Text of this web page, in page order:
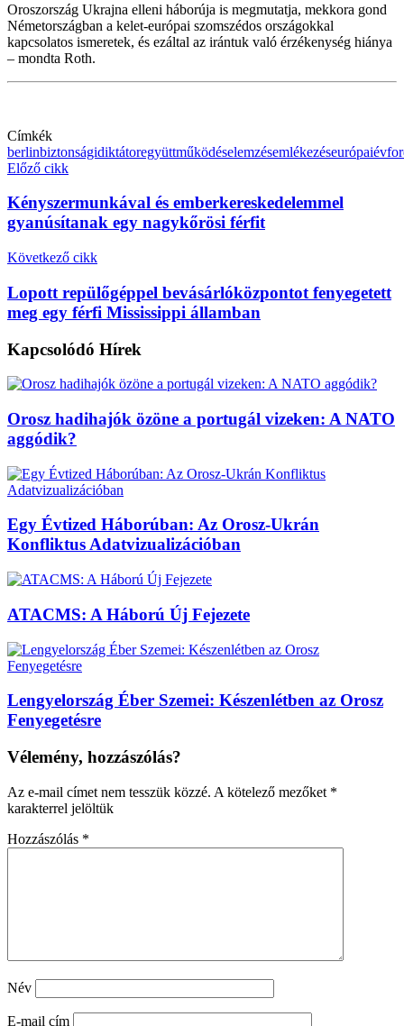
Oroszország Ukrajna elleni háborúja is megmutatja, mekkora gond
Németországban a kelet-európai szomszédos országokkal
kapcsolatos ismeretek, és ezáltal az irántuk való érzékenység hiánya
– mondta Roth.
Címkék
berlinbiztonságidiktátoregyüttműködéselemzésemlékezéseurópai
Előző cikk
Kényszermunkával és emberkereskedelemmel
gyanúsítanak egy nagykőrösi férfit
Következő cikk
Lopott repülőgéppel bevásárlóközpontot fenyegetett
meg egy férfi Mississippi államban
Kapcsolódó Hírek
Orosz hadihajók özöne a portugál vizeken: A NATO
aggódik?
Egy Évtized Háborúban: Az Orosz-Ukrán
Konfliktus Adatvizualizációban
ATACMS: A Háború Új Fejezete
Lengyelország Éber Szemei: Készenlétben az Orosz
Fenyegetésre
Vélemény, hozzászólás?
Az e-mail címet nem tesszük közzé. A kötelező mezőket *
karakterrel jelöltük
Hozzászólás *
Név
E-mail cím